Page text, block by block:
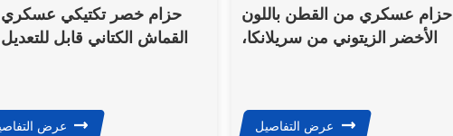
حزام خصر تكتيكي
القماش الكتاني قابل
مشبك
عرض
حزام عسكري من القطن باللون
الأخضر الزيتوني من سريلانكا،
عرض التفاصيل